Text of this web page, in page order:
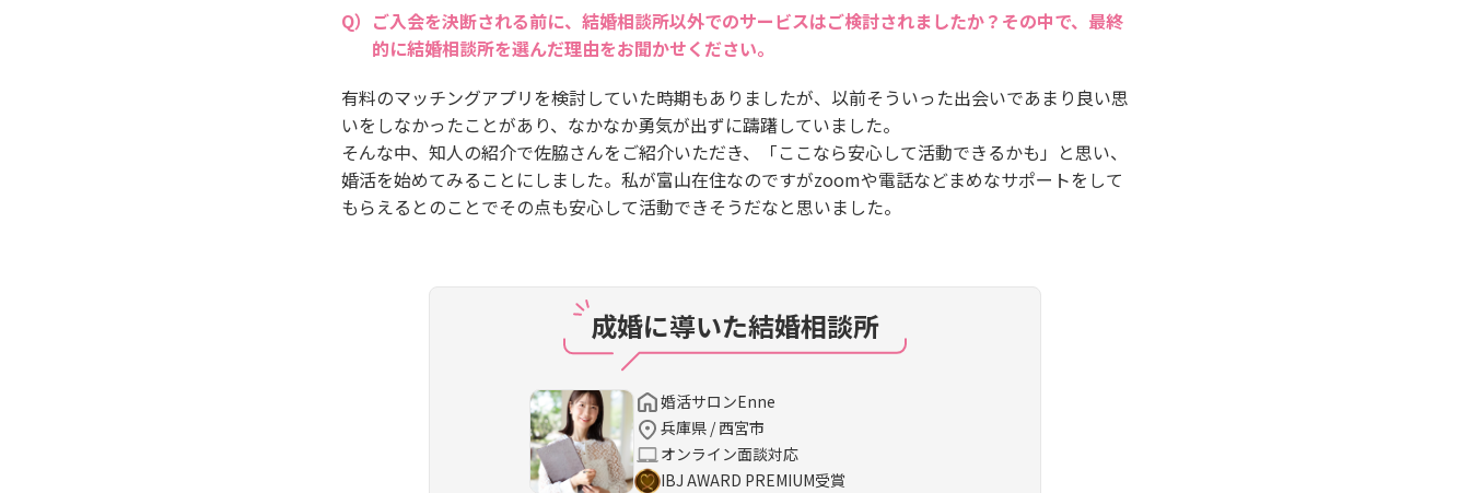
ご入会を決断される前に、結婚相談所以外でのサービスはご検討されましたか？その中で、最終
的に結婚相談所を選んだ理由をお聞かせください。
有料のマッチングアプリを検討していた時期もありましたが、以前そういった出会いであまり良い思
いをしなかったことがあり、なかなか勇気が出ずに躊躇していました。
そんな中、知人の紹介で佐脇さんをご紹介いただき、「ここなら安心して活動できるかも」と思い、
婚活を始めてみることにしました。私が富山在住なのですがzoomや電話などまめなサポートをして
もらえるとのことでその点も安心して活動できそうだなと思いました。
成婚に導いた結婚相談所
婚活サロンEnne
兵庫県 / 西宮市
オンライン面談対応
IBJ AWARD PREMIUM受賞